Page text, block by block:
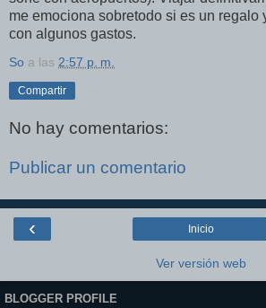
me emociona sobretodo si es un regalo
con algunos gastos.
So a las 2:57 p. m.
Compartir
No hay comentarios:
Publicar un comentario
‹ Inicio
Ver versión web
BLOGGER PROFILE